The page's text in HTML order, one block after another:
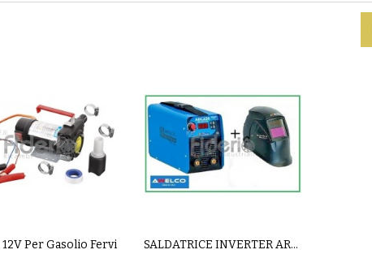
Per Gasolio Fervi SALDATRICE INVERTER ARC 250